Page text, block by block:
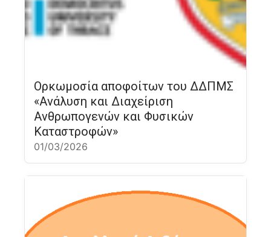
Ορκωμοσία αποφοίτων του ΔΔΠΜΣ
«Ανάλυση και Διαχείριση
Ανθρωπογενών και Φυσικών
Καταστροφών»
01/03/2026